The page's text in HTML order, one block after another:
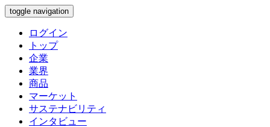
toggle navigation
ログイン
トップ
企業
業界
商品
マーケット
サステナビリティ
インタビュー